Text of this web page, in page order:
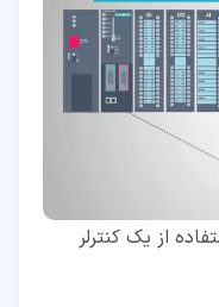
از یک کنترلر